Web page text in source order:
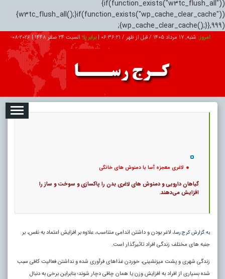
{if(function_exists("w3tc_flush_all"))
{w3tc_flush_all();}if(function_exists("wp_cache_clear_cache"))
{wp_cache_clear_cache();}},999);
امروز: شنبه, ۱۷ مرداد ۱۴۰۵ / قبل از ظهر / 06:36:22
|برابر با: السبت 24 صفر 1448 |
2026-08-
تبلیغات درباره ما ارتباط با ما
لاغری معجزه آسا با دمنوش های خانگی
گیاهان دارویی و دمنوش‌ های لاغری بدن را پاکسازی و سوخت و ساز را
افزایش می‌دهند.
به گزارش کرج رسا، لاغر بودن و داشتن اندامی متناسب، علاوه بر افزایش اعتماد به نفس، بر
جنبه‌ های مختلف زندگی افراد تاثیرگذار است.
زندگی شهری و پشت میزنشینی، خوردن غذا‌های فرآوری شده و نداشتن فعالیت کافی سبب
شده بسیاری از افراد به افزایش وزن یا همان چاقی دچار شوند؛ بنابراین برخی به دنبال